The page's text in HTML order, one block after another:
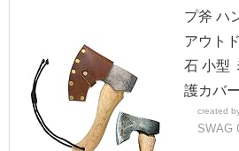
プ斧 ハ
アウト
石 小型
護カバ
created
SWAG